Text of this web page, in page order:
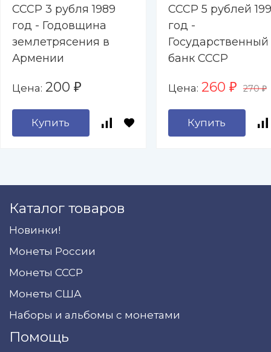
СССР 3 рубля 1989
год - Годовщина
землетрясения в
Армении
Цена: 200 ₽
Купить
СССР 5 рублей
год -
Государственный
банк СССР
Цена: 260 ₽ 270₽
Купить
Каталог товаров
Новинки!
Монеты России
Монеты СССР
Монеты США
Наборы и альбомы с монетами
Помощь